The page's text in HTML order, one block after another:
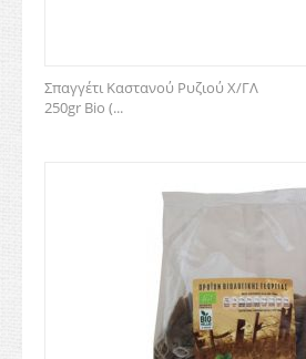
Σπαγγέτι Καστανού Ρυζιού Χ/ΓΛ
250gr Bio (...